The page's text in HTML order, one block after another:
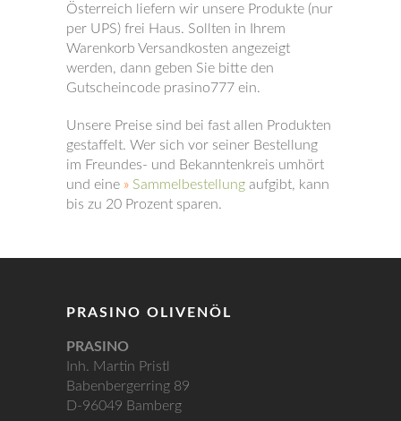
Österreich liefern wir unsere Produkte (nur
per UPS) frei Haus. Sollten in Ihrem
Warenkorb Versandkosten angezeigt
werden, dann geben Sie bitte den
Gutscheincode prasino777 ein.
Unsere Preise sind bei fast allen Produkten
gestaffelt. Wer sich vor seiner Bestellung
im Freundes- und Bekanntenkreis umhört
und eine » Sammelbestellung aufgibt, kann
bis zu 20 Prozent sparen.
PRASINO OLIVENÖL
PRASINO
Inh. Martin Pristl
Babenbergerring 89
D-96049 Bamberg